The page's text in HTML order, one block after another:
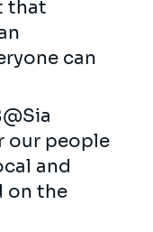
that
can
our people
and
on the